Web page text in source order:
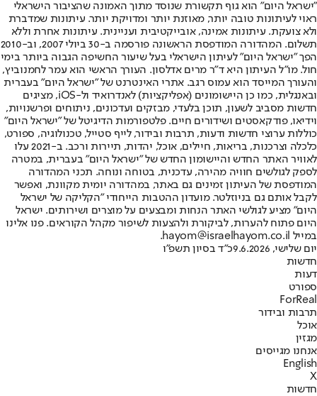
"ישראל היום" הוא גוף תקשורת שנוסד מתוך האמונה שהציבור הישראלי
ראוי לעיתונות טובה יותר, מאוזנת יותר ומדויקת יותר. עיתונות שמדברת
ולא צועקת. עיתונות אמינה, אובייקטיבית ועניינית. עיתונות אחרת וללא
תשלום. המהדורה המודפסת הראשונה פורסמה ב-30 ביולי 2007, וב-2010
הפך "ישראל היום" לעיתון הישראלי בעל שיעור החשיפה הגבוה ביותר בימי
חול. מו"ל העיתון היא ד"ר מרים אדלסון. העורך הראשי הוא עמר לחמנוביץ,
והעורך המייסד הוא עמוס רגב. אתרי האינטרנט של "ישראל היום" בעברית
ובאנגלית, כמו כן היישומונים (אפליקציות) לאנדרואיד ול-iOS, מציגים
חדשות מסביב לשעון, תוכן בלעדי, מבזקים ועדכונים, ניתוחים ופרשנויות,
וידיאו, פודקאסטים ושידורים חיים. פלטפורמות הדיגיטל של "ישראל היום"
כוללות ערוצי חדשות ודעות, תרבות ובידור, לייף סטייל, טכנולוגיה, ספורט,
כלכלה וצרכנות, בריאות, חיילים, אוכל, יהדות, תיירות ורכב. ב-2021 עלו
לאוויר האתר החדש והיישומון החדש של "ישראל היום" בעברית, במטרה
לספק לגולשים חוויה מהירה, עדכנית, בטוחה ונוחה. תכני המהדורה
המודפסת של העיתון זמינים גם באתר, במהדורה יומית מקוונת, ואפשר
לקבל אותם גם בניוזלטר. מועדון ההטבות הייחודי "הקליקה של ישראל
היום" מציע לגולשי האתר הנחות ומבצעים על מוצרים ושירותים. ישראל
היום פתוח להערות, לביקורת ולהצעות לשיפור מקהל הקוראים. פנו אלינו
במייל hayom@israelhayom.co.il.
יום שלישי, 9.6.2026
כ"ד בסיון תשפ"ו
חדשות
דעות
ספורט
ForReal
תרבות ובידור
אוכל
מגזין
אנחנו מגייסים
English
X
חדשות